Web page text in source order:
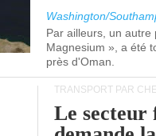
Washington/
Par ailleurs, un autre
Magnesium », a été
près d'Oman.
TRANSPORT PAR
Le